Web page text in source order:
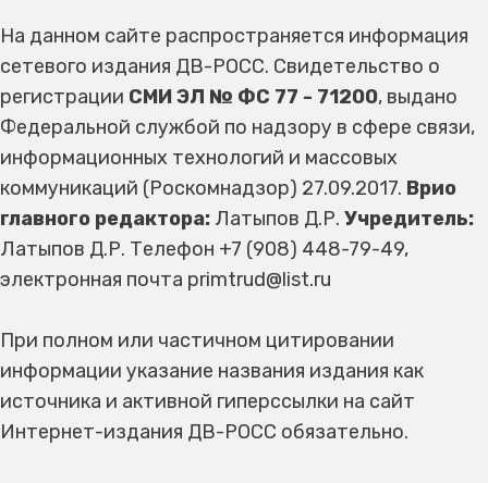
На данном сайте распространяется информация
сетевого издания ДВ-РОСС. Свидетельство о
регистрации СМИ ЭЛ № ФС 77 - 71200, выдано
Федеральной службой по надзору в сфере связи,
информационных технологий и массовых
коммуникаций (Роскомнадзор) 27.09.2017. Врио
главного редактора: Латыпов Д.Р. Учредитель:
Латыпов Д.Р. Телефон +7 (908) 448-79-49,
электронная почта primtrud@list.ru
При полном или частичном цитировании
информации указание названия издания как
источника и активной гиперссылки на сайт
Интернет-издания ДВ-РОСС обязательно.